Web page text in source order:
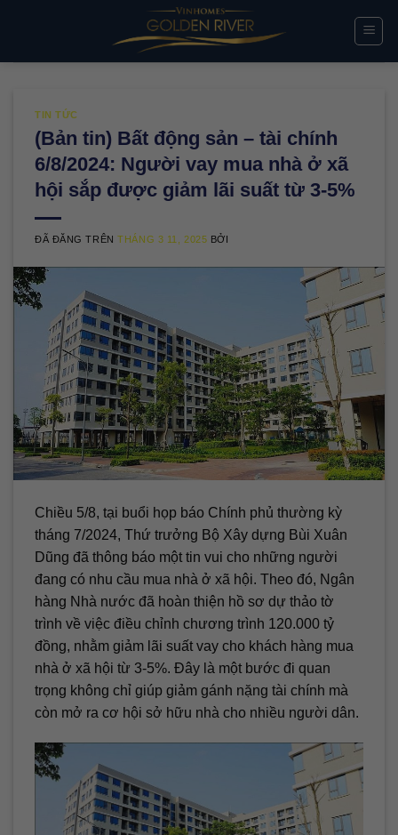
TIN TỨC
(Bản tin) Bất động sản – tài chính
6/8/2024: Người vay mua nhà ở xã
hội sắp được giảm lãi suất từ 3-5%
ĐÃ ĐĂNG TRÊNTHÁNG 3 11, 2025 BỞI
Chiều 5/8, tại buổi họp báo Chính phủ thường kỳ
tháng 7/2024, Thứ trưởng Bộ Xây dựng Bùi Xuân
Dũng đã thông báo một tin vui cho những người
đang có nhu cầu mua nhà ở xã hội. Theo đó, Ngân
hàng Nhà nước đã hoàn thiện hồ sơ dự thảo tờ
trình về việc điều chỉnh chương trình 120.000 tỷ
đồng, nhằm giảm lãi suất vay cho khách hàng mua
nhà ở xã hội từ 3-5%. Đây là một bước đi quan
trọng không chỉ giúp giảm gánh nặng tài chính mà
còn mở ra cơ hội sở hữu nhà cho nhiều người dân.